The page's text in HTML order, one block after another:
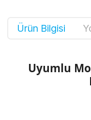
Ürün Bilgisi
Uyumlu